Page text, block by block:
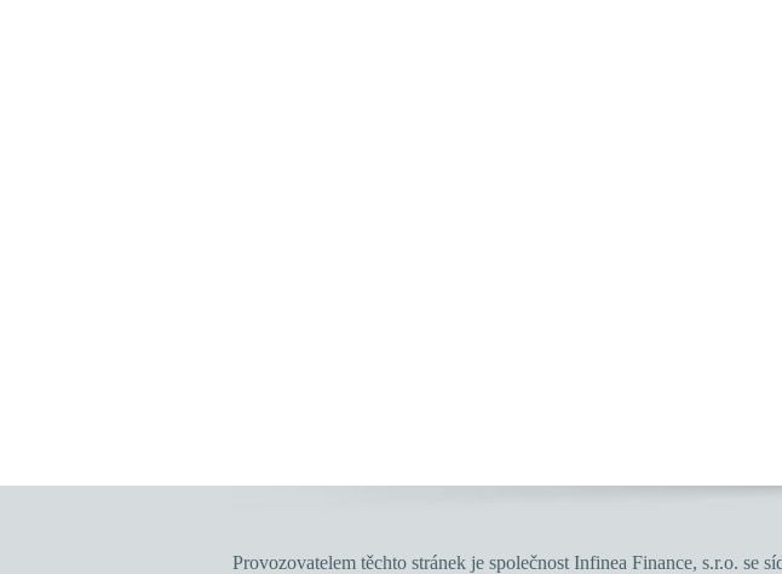
Provozovatelem těchto stránek je společnost Infinea Finance, s.r.o. se